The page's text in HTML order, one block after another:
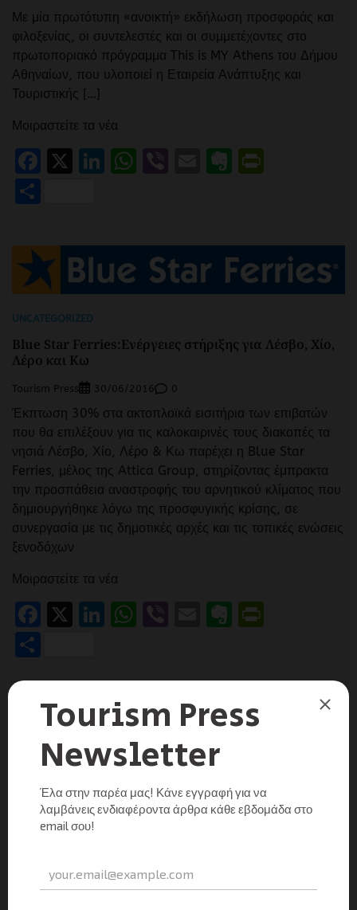
Με μία πρωτότυπη «ανοικτή» εκδήλωση προσφοράς και
φιλοξενίας, οι συντελεστές και οι συμμετέχοντες στο
πρωτοποριακό πρόγραμμα This is MY Athens του Δήμου
Αθηναίων, που υλοποιεί η Εταιρεία Ανάπτυξης και
Τουριστικής […]
Μοιραστείτε τα νέα
Facebook
X LinkedIn
WhatsApp
ViberEmailEvernote
UNCATEGORIZED
Blue Star Ferries:Ενέργειες στήριξης για Λέσβο, Χίο,
Λέρο και Κω
Tourism Press 30/06/2016 0
Έκπτωση 30% στα ακτοπλοϊκά εισιτήρια των επιβατών
που θα επιλέξουν για τις καλοκαιρινές τους διακοπές τα
νησιά Λέσβο, Χίο, Λέρο & Κω παρέχει η Blue Star
Ferries, μέλος της Attica Group, στηρίζοντας έμπρακτα
την προσπάθεια αναστροφής του αρνητικού κλίματος που
δημιουργήθηκε λόγω της προσφυγικής κρίσης, σε
συνεργασία με τις δημοτικές αρχές και τις τοπικές ενώσεις
ξενοδόχων
Μοιραστείτε τα νέα
Facebook
X LinkedIn
WhatsApp
ViberEmailEvernote
UNCATEGORIZED
ΓΕΠΟΕΤ: Κινδυνεύει η σαιζόν από την απεργία των
ξεναγών της Ρόδου
Tourism Press 03/04/2012 0
Τον προβληματισμό των παραγόντων του τουρισμου για
Ομοσπονδία Επιχειρήσεων Τουρισμού (ΓΕΠΟΕΤ) μετά
την προκήρυξη απεργίας […]